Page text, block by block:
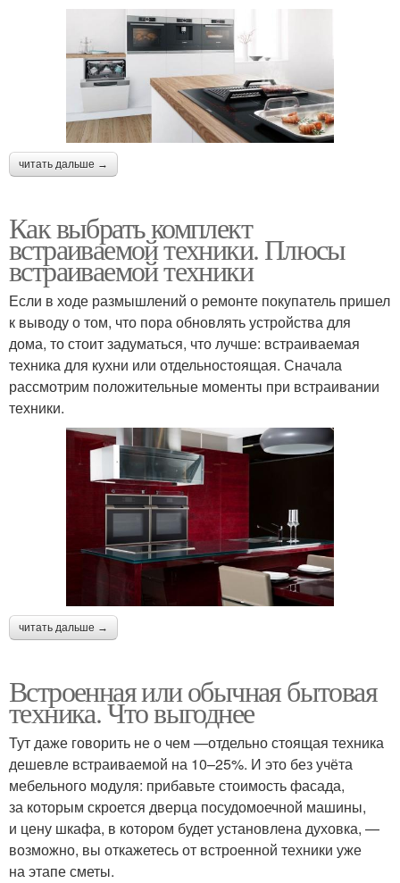
читать дальше →
Как выбрать комплект
встраиваемой техники. Плюсы
встраиваемой техники
Если в ходе размышлений о ремонте покупатель пришел
к выводу о том, что пора обновлять устройства для
дома, то стоит задуматься, что лучше: встраиваемая
техника для кухни или отдельностоящая. Сначала
рассмотрим положительные моменты при встраивании
техники.
читать дальше →
Встроенная или обычная бытовая
техника. Что выгоднее
Тут даже говорить не о чем —отдельно стоящая техника
дешевле встраиваемой на 10–25%. И это без учёта
мебельного модуля: прибавьте стоимость фасада,
за которым скроется дверца посудомоечной машины,
и цену шкафа, в котором будет установлена духовка, —
возможно, вы откажетесь от встроенной техники уже
на этапе сметы.